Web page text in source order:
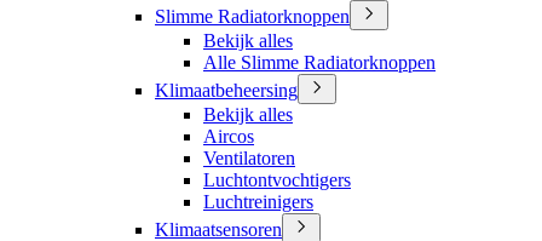
Slimme Radiatorknoppen
Bekijk alles
Alle Slimme Radiatorknoppen
Klimaatbeheersing
Bekijk alles
Aircos
Ventilatoren
Luchtontvochtigers
Luchtreinigers
Klimaatsensoren